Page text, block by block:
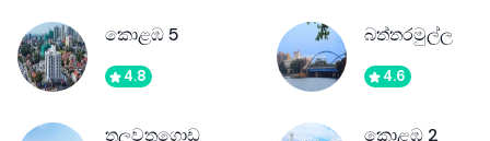
කොළඹ 5
4.8
බත්තරමුල්ල
4.6
තලවතුගොඩ කොළඹ 2